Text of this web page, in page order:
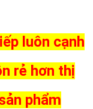
luôn cạnh
rẻ hơn thị
phẩm